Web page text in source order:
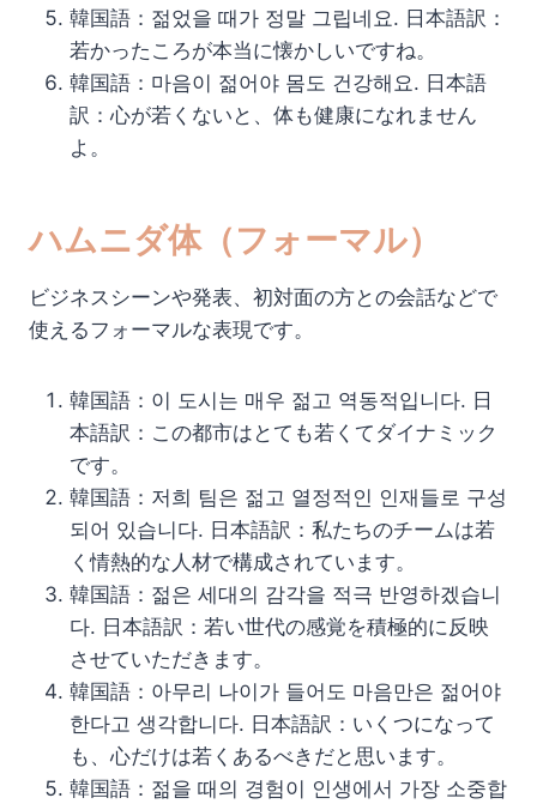
韓国語：젊었을 때가 정말 그립네요. 日本語訳：
若かったころが本当に懐かしいですね。
韓国語：마음이 젊어야 몸도 건강해요. 日本語
訳：心が若くないと、体も健康になれません
よ。
ハムニダ体（フォーマル）
ビジネスシーンや発表、初対面の方との会話などで
使えるフォーマルな表現です。
韓国語：이 도시는 매우 젊고 역동적입니다. 日
本語訳：この都市はとても若くてダイナミック
です。
韓国語：저희 팀은 젊고 열정적인 인재들로 구성
되어 있습니다. 日本語訳：私たちのチームは若
く情熱的な人材で構成されています。
韓国語：젊은 세대의 감각을 적극 반영하겠습니
다. 日本語訳：若い世代の感覚を積極的に反映
させていただきます。
韓国語：아무리 나이가 들어도 마음만은 젊어야
한다고 생각합니다. 日本語訳：いくつになって
も、心だけは若くあるべきだと思います。
韓国語：젊을 때의 경험이 인생에서 가장 소중합